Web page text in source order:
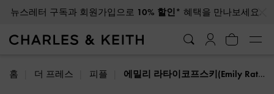
뉴스레터 구독과 회원가입으로 10% 할인* 혜택을 만나보세요.
홈 더 프레스 피플 에밀리 라타이코프스키(Emily Ratajkowski) 스타일